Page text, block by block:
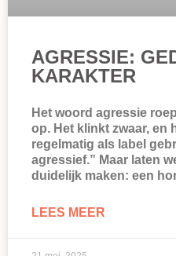
AGRESSIE:
KARAKTER
Het woord agressie
op. Het klinkt zwaar, en
regelmatig als label
agressief.” Maar laten
duidelijk maken: een
LEES MEER